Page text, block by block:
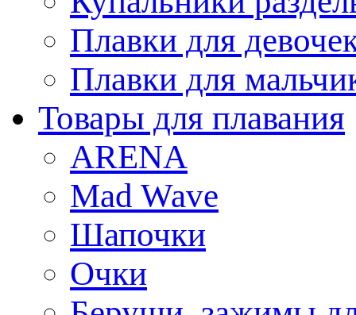
Плавки для
Плавки для
Товары для плавания
ARENA
Mad Wave
Шапочки
Очки